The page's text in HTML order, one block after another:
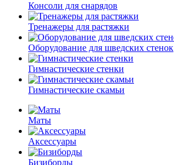
Консоли для снарядов
Тренажеры для растяжки
Оборудование для шведских стенок
Гимнастические стенки
Гимнастические скамьи
Маты
Аксессуары
Бизиборды